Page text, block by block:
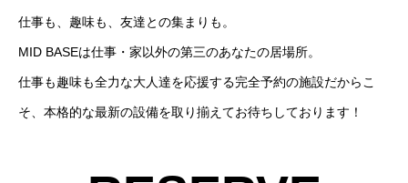
仕事も、趣味も、友達との集まりも。
MID BASEは仕事・家以外の第三のあなたの居場所。
仕事も趣味も全力な大人達を応援する完全予約の施設だからこ
そ、本格的な最新の設備を取り揃えてお待ちしております！